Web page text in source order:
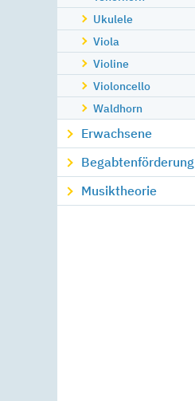
Ukulele
Viola
Violine
Violoncello
Waldhorn
Erwachsene
Begabtenförderung
Musiktheorie